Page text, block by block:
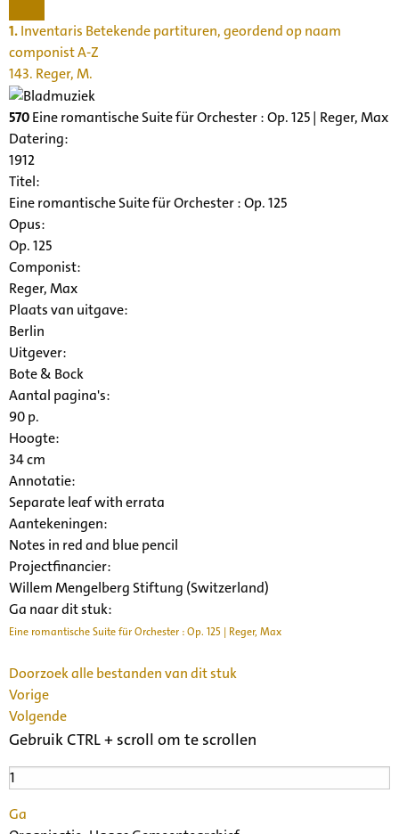
1.Inventaris Betekende partituren, geordend op naam
componist A-Z
143. Reger, M.
570Eine romantische Suite für Orchester : Op. 125 | Reger, Max
Datering:
1912
Titel:
Eine romantische Suite für Orchester : Op. 125
Opus:
Op. 125
Componist:
Reger, Max
Plaats van uitgave:
Berlin
Uitgever:
Bote & Bock
Aantal pagina's:
90 p.
Hoogte:
34 cm
Annotatie:
Separate leaf with errata
Aantekeningen:
Notes in red and blue pencil
Projectfinancier:
Willem Mengelberg Stiftung (Switzerland)
Ga naar dit stuk:
Eine romantische Suite für Orchester : Op. 125 | Reger, Max
Doorzoek alle bestanden van dit stuk
Vorige
Volgende
Gebruik CTRL + scroll om te scrollen
Ga